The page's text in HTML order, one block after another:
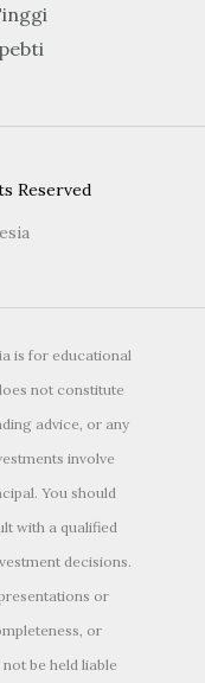
Reserved
is for educational
not constitute
advice, or any
involve
You should
with a qualified
decisions.
or
or
be held liable